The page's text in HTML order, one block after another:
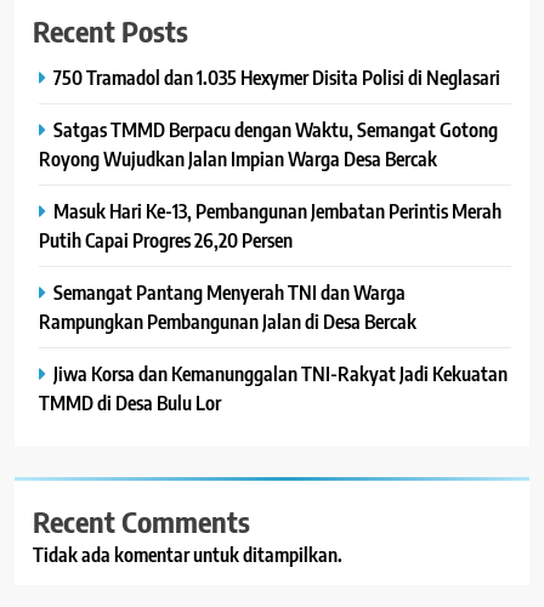
Recent Posts
750 Tramadol dan 1.035 Hexymer Disita Polisi di Neglasari
Satgas TMMD Berpacu dengan Waktu, Semangat Gotong
Royong Wujudkan Jalan Impian Warga Desa Bercak
Masuk Hari Ke-13, Pembangunan Jembatan Perintis Merah
Putih Capai Progres 26,20 Persen
Semangat Pantang Menyerah TNI dan Warga
Rampungkan Pembangunan Jalan di Desa Bercak
Jiwa Korsa dan Kemanunggalan TNI-Rakyat Jadi Kekuatan
TMMD di Desa Bulu Lor
Recent Comments
Tidak ada komentar untuk ditampilkan.